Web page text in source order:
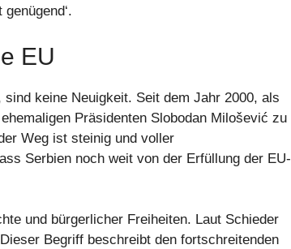
EU
keine Neuigkeit. Seit dem Jahr 2000, als
Präsidenten Slobodan Milošević zu
Weg ist steinig und voller
Serbien noch weit von der Erfüllung der EU-
und bürgerlicher Freiheiten. Laut Schieder
Begriff beschreibt den fortschreitenden